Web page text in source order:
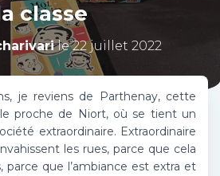
V
classe
le22 juillet 2022
je reviens de Parthenay, cette
proche de Niort, où se tient un
extraordinaire. Extraordinaire
les rues, parce que cela
parce que l’ambiance est extra et